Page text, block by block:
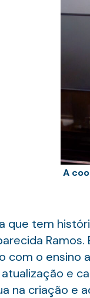
A
que tem
com o ensino
e
na criação e